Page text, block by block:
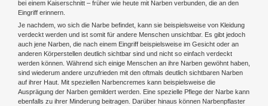
bei einem Kaiserschnitt – früher wie heute mit Narben verbunden, die an den
Eingriff erinnern.
Je nachdem, wo sich die Narbe befindet, kann sie beispielsweise von Kleidung
verdeckt werden und ist somit für andere Menschen unsichtbar. Es gibt jedoch
auch jene Narben, die nach einem Eingriff beispielsweise im Gesicht oder an
anderen Körperstellen deutlich sichtbar sind und nicht so einfach verdeckt
werden können. Während sich einige Menschen an ihre Narben gewöhnt haben,
sind wiederum andere unzufrieden mit den oftmals deutlich sichtbaren Narben
auf ihrer Haut. Mit speziellen Narbencremes kann beispielsweise die
Ausprägung der Narben gemildert werden. Eine spezielle Pflege der Narbe kann
ebenfalls zu ihrer Minderung beitragen. Darüber hinaus können Narbenpflaster